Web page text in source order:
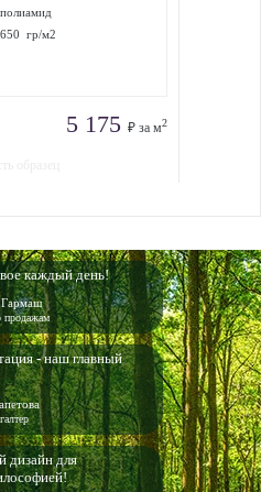
полиамид
650 гр/м2
5 175 ₽ за м2
каждый день!
Гармаш
продажам
- наш главный
дизайн для